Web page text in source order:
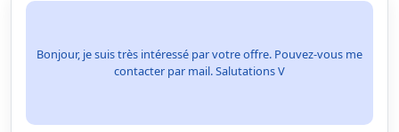
Bonjour, je suis très intéressé par votre offre. Pouvez-vous me
contacter par mail. Salutations V